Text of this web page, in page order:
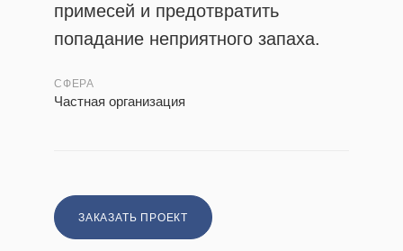
примесей и предотвратить
попадание неприятного запаха.
СФЕРА
Частная организация
ЗАКАЗАТЬ ПРОЕКТ